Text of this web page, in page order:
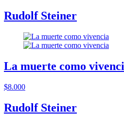
Rudolf Steiner
La muerte como
$8.000
Rudolf Steiner